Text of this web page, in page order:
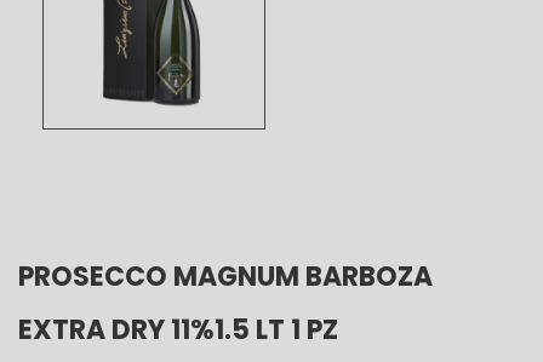
PROSECCO MAGNUM BARBOZA
EXTRA DRY 11%1.5 LT 1 PZ